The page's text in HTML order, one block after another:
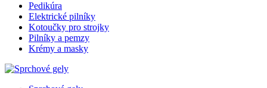
Pedikúra
Elektrické pilníky
Kotoučky pro strojky
Pilníky a pemzy
Krémy a masky